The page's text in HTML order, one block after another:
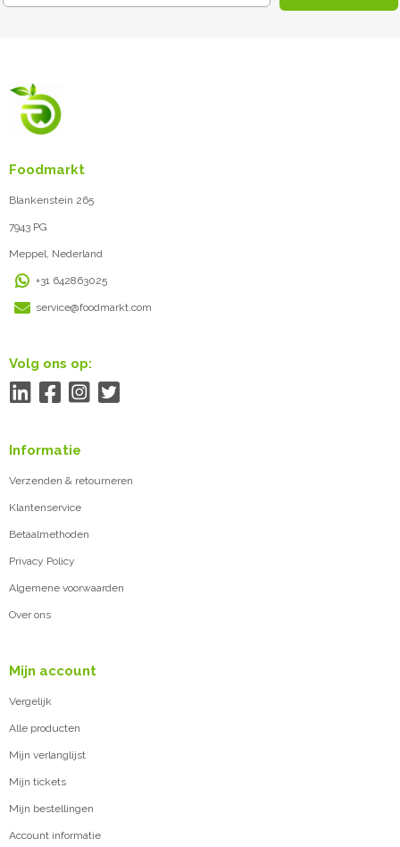
Foodmarkt
Blankenstein 265
7943 PG
Meppel, Nederland
+31 642863025
service@foodmarkt.com
Volg ons op:
Informatie
Verzenden & retourneren
Klantenservice
Betaalmethoden
Privacy Policy
Algemene voorwaarden
Over ons
Mijn account
Vergelijk
Alle producten
Mijn verlanglijst
Mijn tickets
Mijn bestellingen
Account informatie